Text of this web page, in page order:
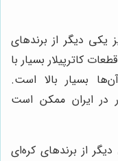
یکی دیگر از برندهای
کاترپیلار بسیار با
بسیار بالا است.
در ایران ممکن است
از برندهای کره‌ای